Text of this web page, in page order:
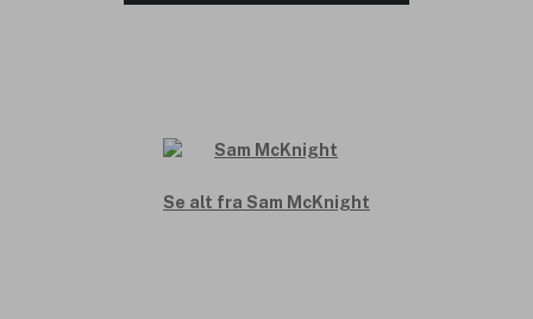
Se alt fra Sam McKnight